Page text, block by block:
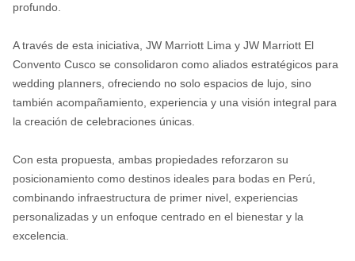
profundo.
A través de esta iniciativa, JW Marriott Lima y JW Marriott El
Convento Cusco se consolidaron como aliados estratégicos para
wedding planners, ofreciendo no solo espacios de lujo, sino
también acompañamiento, experiencia y una visión integral para
la creación de celebraciones únicas.
Con esta propuesta, ambas propiedades reforzaron su
posicionamiento como destinos ideales para bodas en Perú,
combinando infraestructura de primer nivel, experiencias
personalizadas y un enfoque centrado en el bienestar y la
excelencia.